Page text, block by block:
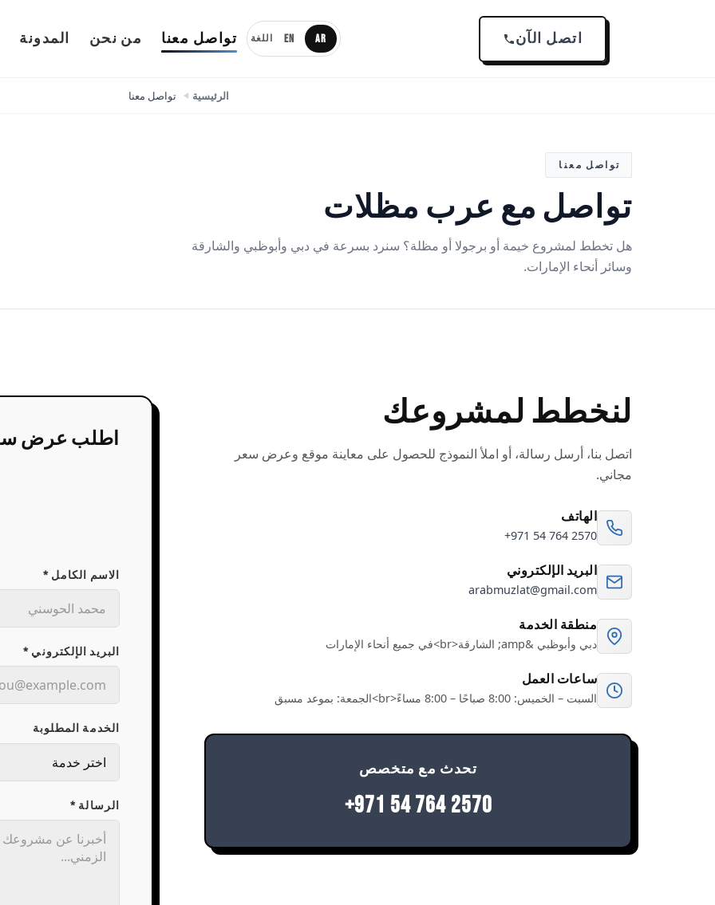
المدونة من نحن تواصل معنا اللغة EN AR اتصل الآن
الرئيسية تواصل معنا
تواصل معنا
تواصل مع عرب مظلات
هل تخطط لمشروع خيمة أو برجولا أو مظلة؟ سنرد بسرعة في دبي وأبوظبي والشارقة
وسائر أنحاء الإمارات.
لنخطط لمشروعك
اتصل بنا، أرسل رسالة، أو املأ النموذج للحصول على معاينة موقع وعرض سعر
مجاني.
الهاتف
+971 54 764 2570
البريد الإلكتروني
arabmuzlat@gmail.com
منطقة الخدمة
دبي وأبوظبي &amp; الشارقة<br>في جميع أنحاء الإمارات
ساعات العمل
السبت – الخميس: 8:00 صباحًا – 8:00 مساءً<br>الجمعة: بموعد مسبق
تحدث مع متخصص
+971 54 764 2570
اطلب عرض
الاسم الكامل *
البريد الإلكتروني *
الخدمة المطلوبة
الرسالة *